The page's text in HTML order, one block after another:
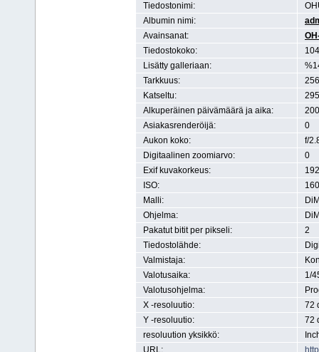
Tiedostonimi:
Albumin nimi:
Avainsanat:
Tiedostokoko:
Lisätty galleriaan:
Tarkkuus:
Katseltu:
Alkuperäinen päivämäärä ja aika:
Asiakasrenderöijä:
0
Aukon koko:
f/
Digitaalinen zoomiarvo:
0
Exif kuvakorkeus:
ISO:
160
Malli:
Ohjelma:
Pakatut bitit per pikseli:
2
Tiedostolähde:
Valmistaja:
Valotusaika:
1/
Valotusohjelma:
X -resoluutio:
72
Y -resoluutio:
72
resoluution yksikkö:
URL: